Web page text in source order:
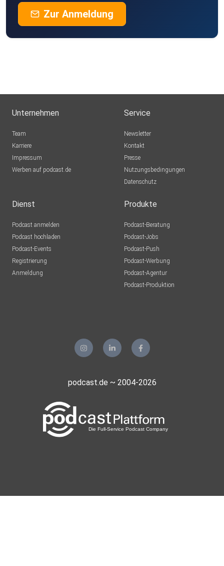
Zur Anmeldung
Unternehmen
Team
Karriere
Impressum
Werben auf podcast.de
Service
Newsletter
Kontakt
Presse
Nutzungsbedingungen
Datenschutz
Dienst
Podcast anmelden
Podcast hochladen
Podcast-Events
Registrierung
Anmeldung
Produkte
Podcast-Beratung
Podcast-Jobs
Podcast-Push
Podcast-Werbung
Podcast-Agentur
Podcast-Produktion
podcast.de ~ 2004-2026